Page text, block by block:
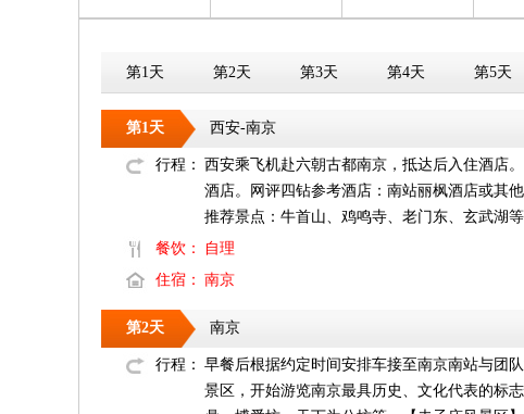
第1天 第2天 第3天 第4天 第5天
第1天 西安-南京
行程： 西安乘飞机赴六朝古都南京，抵达后入住酒店
酒店。网评四钻参考酒店：南站丽枫酒店或其他
推荐景点：牛首山、鸡鸣寺、老门东、玄武湖等
餐饮：
自理
住宿： 南京
第2天 南京
行程： 早餐后根据约定时间安排车接至南京南站与团
景区，开始游览南京最具历史、文化代表的标